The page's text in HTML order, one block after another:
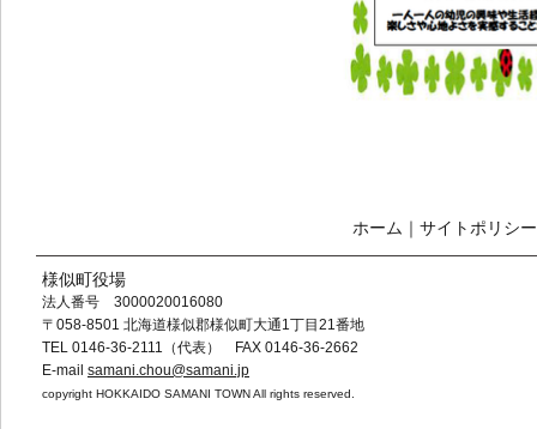
ホーム ｜ サイトポリシー
様似町役場
法人番号 3000020016080
〒058-8501 北海道様似郡様似町大通1丁目21番地
TEL 0146-36-2111（代表） FAX 0146-36-2662
E-mail samani.chou@samani.jp
copyright HOKKAIDO SAMANI TOWN All rights reserved.